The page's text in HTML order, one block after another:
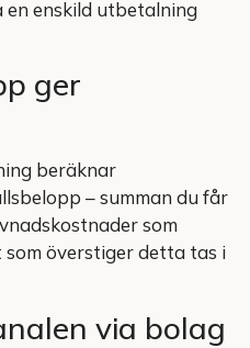
en enskild utbetalning
ger
beräknar
– summan du får
som
som överstiger detta tas i
via bolag